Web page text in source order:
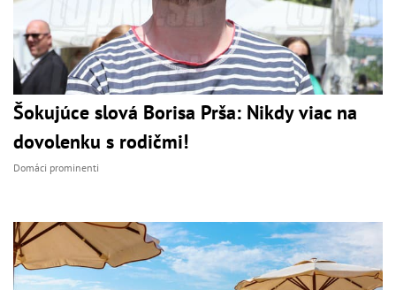
Šokujúce slová Borisa Prša: Nikdy viac na
dovolenku s rodičmi!
Domáci prominenti